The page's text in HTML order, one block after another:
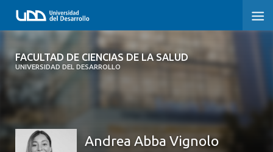
FACULTAD DE CIENCIAS DE LA SALUD
UNIVERSIDAD DEL DESARROLLO
FACULTAD DE CIENCIAS DE LA SALUD
POSTGRADOS Y EDUCACIÓN CONTINUA
Andrea Abba Vignolo